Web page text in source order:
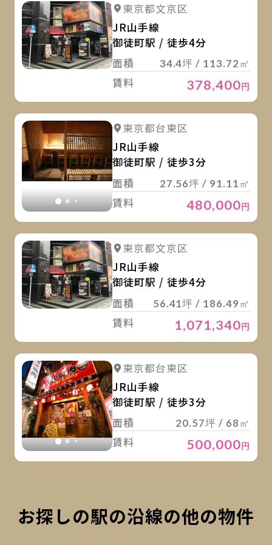
詳細を見る
東京都文京区
JR山手線
御徒町駅 / 徒歩4分
面積
34.4坪 / 113.72㎡
賃料 378,400円
詳細を見る
東京都台東区
JR山手線
御徒町駅 / 徒歩3分
面積
27.56坪 / 91.11㎡
賃料 480,000円
詳細を見る
東京都文京区
JR山手線
御徒町駅 / 徒歩4分
面積
56.41坪 / 186.49㎡
賃料 1,071,340円
詳細を見る
東京都台東区
JR山手線
御徒町駅 / 徒歩3分
面積
20.57坪 / 68㎡
賃料 500,000 円
お探しの駅の沿線の他の物件